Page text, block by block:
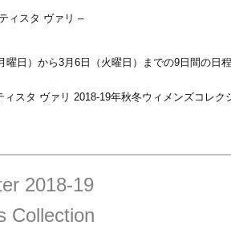
ィスタ ヴァリ –
日）から3月6日（火曜日）までの9日間の日程
スタ ヴァリ 2018-19年秋冬ウィメンズコレク
2018-19
Collection